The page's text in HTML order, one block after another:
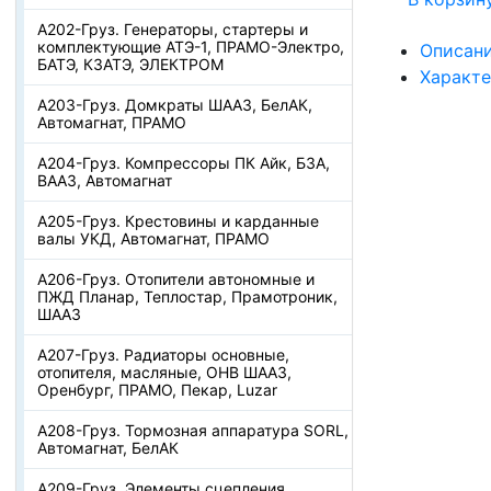
А202-Груз. Генераторы, стартеры и
комплектующие АТЭ-1, ПРАМО-Электро,
БАТЭ, КЗАТЭ, ЭЛЕКТРОМ
А203-Груз. Домкраты ШААЗ, БелАК,
Автомагнат, ПРАМО
А204-Груз. Компрессоры ПК Айк, БЗА,
ВААЗ, Автомагнат
А205-Груз. Крестовины и карданные
валы УКД, Автомагнат, ПРАМО
А206-Груз. Отопители автономные и
ПЖД Планар, Теплостар, Прамотроник,
ШААЗ
А207-Груз. Радиаторы основные,
отопителя, масляные, ОНВ ШААЗ,
Оренбург, ПРАМО, Пекар, Luzar
А208-Груз. Тормозная аппаратура SORL,
Автомагнат, БелАК